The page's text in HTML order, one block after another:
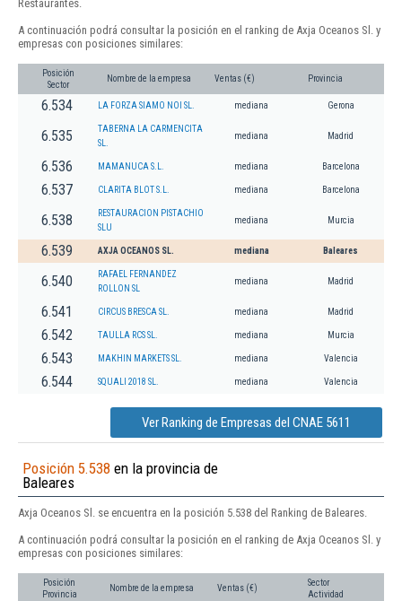
Restaurantes.
A continuación podrá consultar la posición en el ranking de Axja Oceanos Sl. y
empresas con posiciones similares:
Posición
Sector
Nombre de la empresa Ventas (€) Provincia
6.534 LA FORZA SIAMO NOI SL. mediana Gerona
6.535
TABERNA LA CARMENCITA
SL.
mediana Madrid
6.536 MAMANUCA S.L. mediana Barcelona
6.537 CLARITA BLOT S.L. mediana Barcelona
6.538
RESTAURACION PISTACHIO
SLU
mediana Murcia
6.539 AXJA OCEANOS SL. mediana Baleares
6.540
RAFAEL FERNANDEZ
ROLLON SL
mediana Madrid
6.541 CIRCUS BRESCA SL. mediana Madrid
6.542 TAULLA RCS SL. mediana Murcia
6.543 MAKHIN MARKETS SL. mediana Valencia
6.544 SQUALI 2018 SL. mediana Valencia
Ver Ranking de Empresas del CNAE 5611
Posición 5.538 en la provincia de
Baleares
Axja Oceanos Sl. se encuentra en la posición 5.538 del Ranking de Baleares.
A continuación podrá consultar la posición en el ranking de Axja Oceanos Sl. y
empresas con posiciones similares:
Posición
Provincia
Nombre de la empresa Ventas (€)
Sector
Actividad